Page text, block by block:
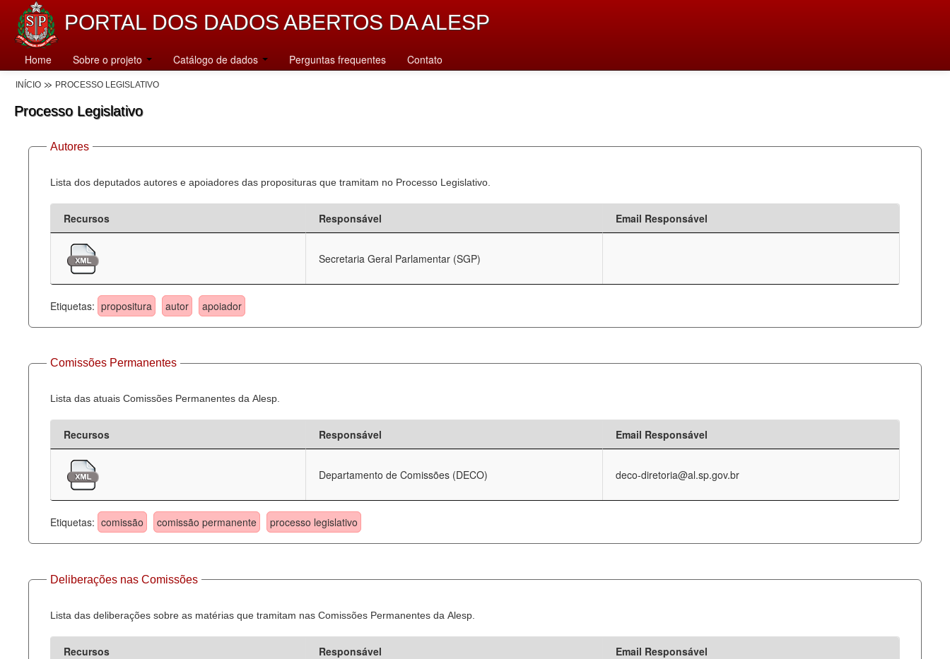
PORTAL DOS DADOS ABERTOS DA ALESP
Home Sobre o projeto Catálogo de dados Perguntas frequentes Contato
INÍCIO PROCESSO LEGISLATIVO
Processo Legislativo
Autores
Lista dos deputados autores e apoiadores das proposituras que tramitam no Processo Legislativo.
Recursos Responsável Email Responsável
Secretaria Geral Parlamentar (SGP)
Etiquetas: propositura autor apoiador
Comissões Permanentes
Lista das atuais Comissões Permanentes da Alesp.
Recursos Responsável Email Responsável
Departamento de Comissões (DECO) deco-diretoria@al.sp.gov.br
Etiquetas: comissão comissão permanente processo legislativo
Deliberações nas Comissões
Lista das deliberações sobre as matérias que tramitam nas Comissões Permanentes da Alesp.
Recursos Responsável Email Responsável